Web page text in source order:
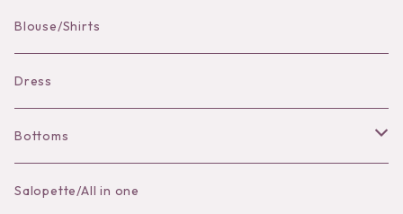
Blouse/Shirts
Dress
Bottoms
Skirt
Salopette/All in one